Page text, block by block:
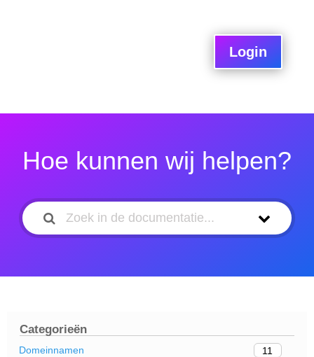
Login
Hoe kunnen wij helpen?
Categorieën
Domeinnamen
11